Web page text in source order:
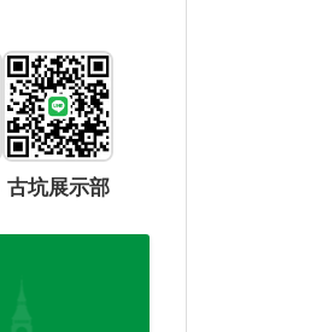
古坑展示部